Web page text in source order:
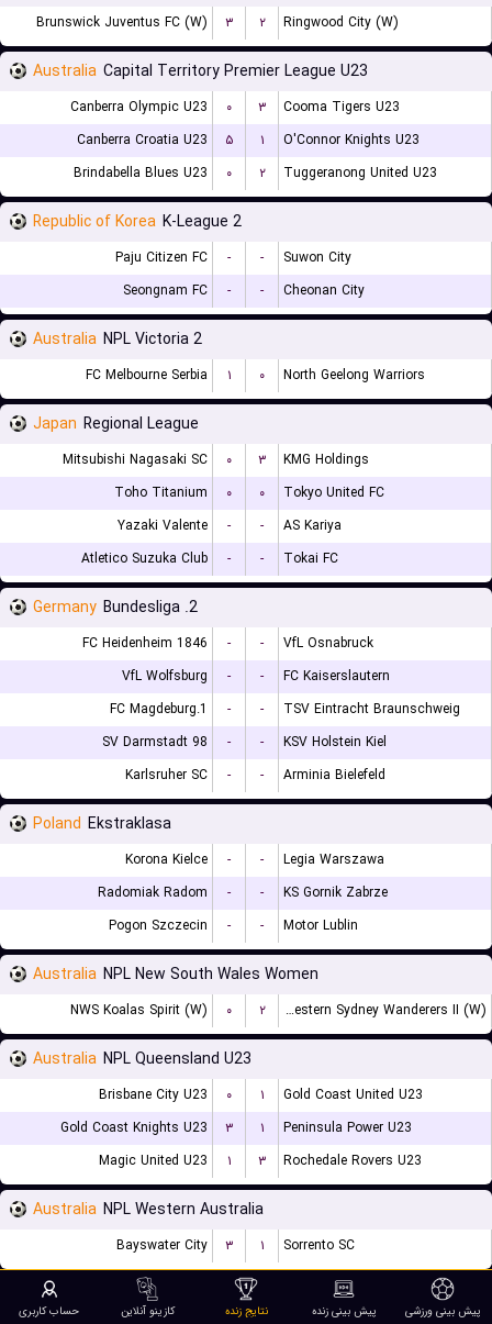
Brunswick Juventus FC (W) ۳ ۲ Ringwood City (W)
Australia Capital Territory Premier League U23
Canberra Olympic U23 ۰ ۳
Cooma Tigers U23
Canberra Croatia U23
۵ ۱
O'Connor Knights U23
Brindabella Blues U23
۰ ۲ Tuggeranong United U23
Republic of Korea K-League 2
Paju Citizen FC - -
Suwon City
Seongnam FC
- - Cheonan City
Australia NPL Victoria 2
FC Melbourne Serbia ۱ ۰ North Geelong Warriors
Japan Regional League
Mitsubishi Nagasaki SC ۰ ۳
KMG Holdings
Toho Titanium
۰ ۰
Tokyo United FC
Yazaki Valente
- -
AS Kariya
Atletico Suzuka Club
- - Tokai FC
Germany 2. Bundesliga
FC Heidenheim 1846 - -
VfL Osnabruck
VfL Wolfsburg
- -
FC Kaiserslautern
1.FC Magdeburg
- -
TSV Eintracht Braunschweig
SV Darmstadt 98
- -
KSV Holstein Kiel
Karlsruher SC
- - Arminia Bielefeld
Poland Ekstraklasa
Korona Kielce - -
Legia Warszawa
Radomiak Radom
- -
KS Gornik Zabrze
Pogon Szczecin
- - Motor Lublin
Australia NPL New South Wales Women
NWS Koalas Spirit (W) ۰ ۲ Western Sydney Wanderers II (W)
Australia NPL Queensland U23
Brisbane City U23 ۰ ۱
Gold Coast United U23
Gold Coast Knights U23
۳ ۱
Peninsula Power U23
Magic United U23
۱ ۳ Rochedale Rovers U23
Australia NPL Western Australia
Bayswater City ۳ ۱ Sorrento SC
Scotland Premiership
پیش بینی ورزشی پیش بینی زنده نتایج زنده کازینو آنلاین حساب کاربری